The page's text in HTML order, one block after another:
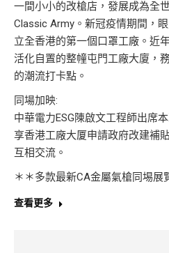
一間小小的改槍店，發展成為全
Classic Army。新冠疫情期間，
立全香港的第一個口罩工廠。近
活化自置的整幢屯門工廠大廈，
的潮流打卡點。
同場加映:
中華電力ESG陳啟文工程師出席
享香港工廠大厦申請政府改建補
互相交流。
＊＊多款最新CA金屬氣槍同埸展
查看更多